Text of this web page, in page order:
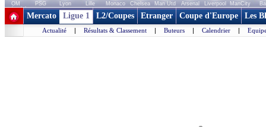
OM PSG Lyon Lille Monaco Chelsea Man Utd Arsenal Liverpool ManCity
+ de clubs
Mercato Ligue 1 L2/Coupes Etranger Coupe d'Europe Les
Actualité | Résultats & Classement | Buteurs | Calendrier |